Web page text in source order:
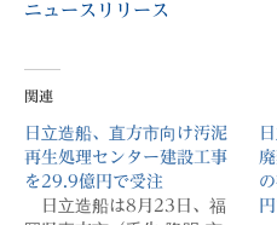
ニュースリリース
関連
日立造船、直方市向け汚泥
再生処理センター建設工事
を29.9億円で受注
日立造船は8月23日、福